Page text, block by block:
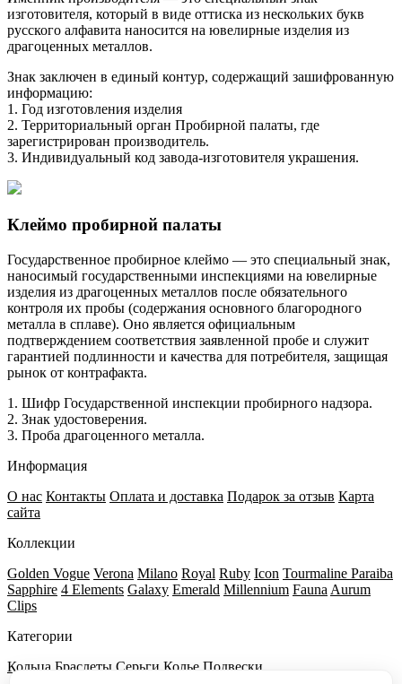
изготовителя, который в виде оттиска из нескольких букв
русского алфавита наносится на ювелирные изделия из
драгоценных металлов.
Знак заключен в единый контур, содержащий зашифрованную
информацию:
1. Год изготовления изделия
2. Территориальный орган Пробирной палаты, где
зарегистрирован производитель.
3. Индивидуальный код завода-изготовителя украшения.
Клеймо пробирной палаты
Государственное пробирное клеймо — это специальный знак,
наносимый государственными инспекциями на ювелирные
изделия из драгоценных металлов после обязательного
контроля их пробы (содержания основного благородного
металла в сплаве). Оно является официальным
подтверждением соответствия заявленной пробе и служит
гарантией подлинности и качества для потребителя, защищая
рынок от контрафакта.
1. Шифр Государственной инспекции пробирного надзора.
2. Знак удостоверения.
3. Проба драгоценного металла.
Информация
О нас Контакты Оплата и доставка Подарок за отзыв Карта
сайта
Коллекции
Golden Vogue Verona Milano Royal Ruby Icon Tourmaline Paraiba
Sapphire 4 Elements Galaxy Emerald Millennium Fauna Aurum
Clips
Категории
Кольца Браслеты Серьги Колье Подвески